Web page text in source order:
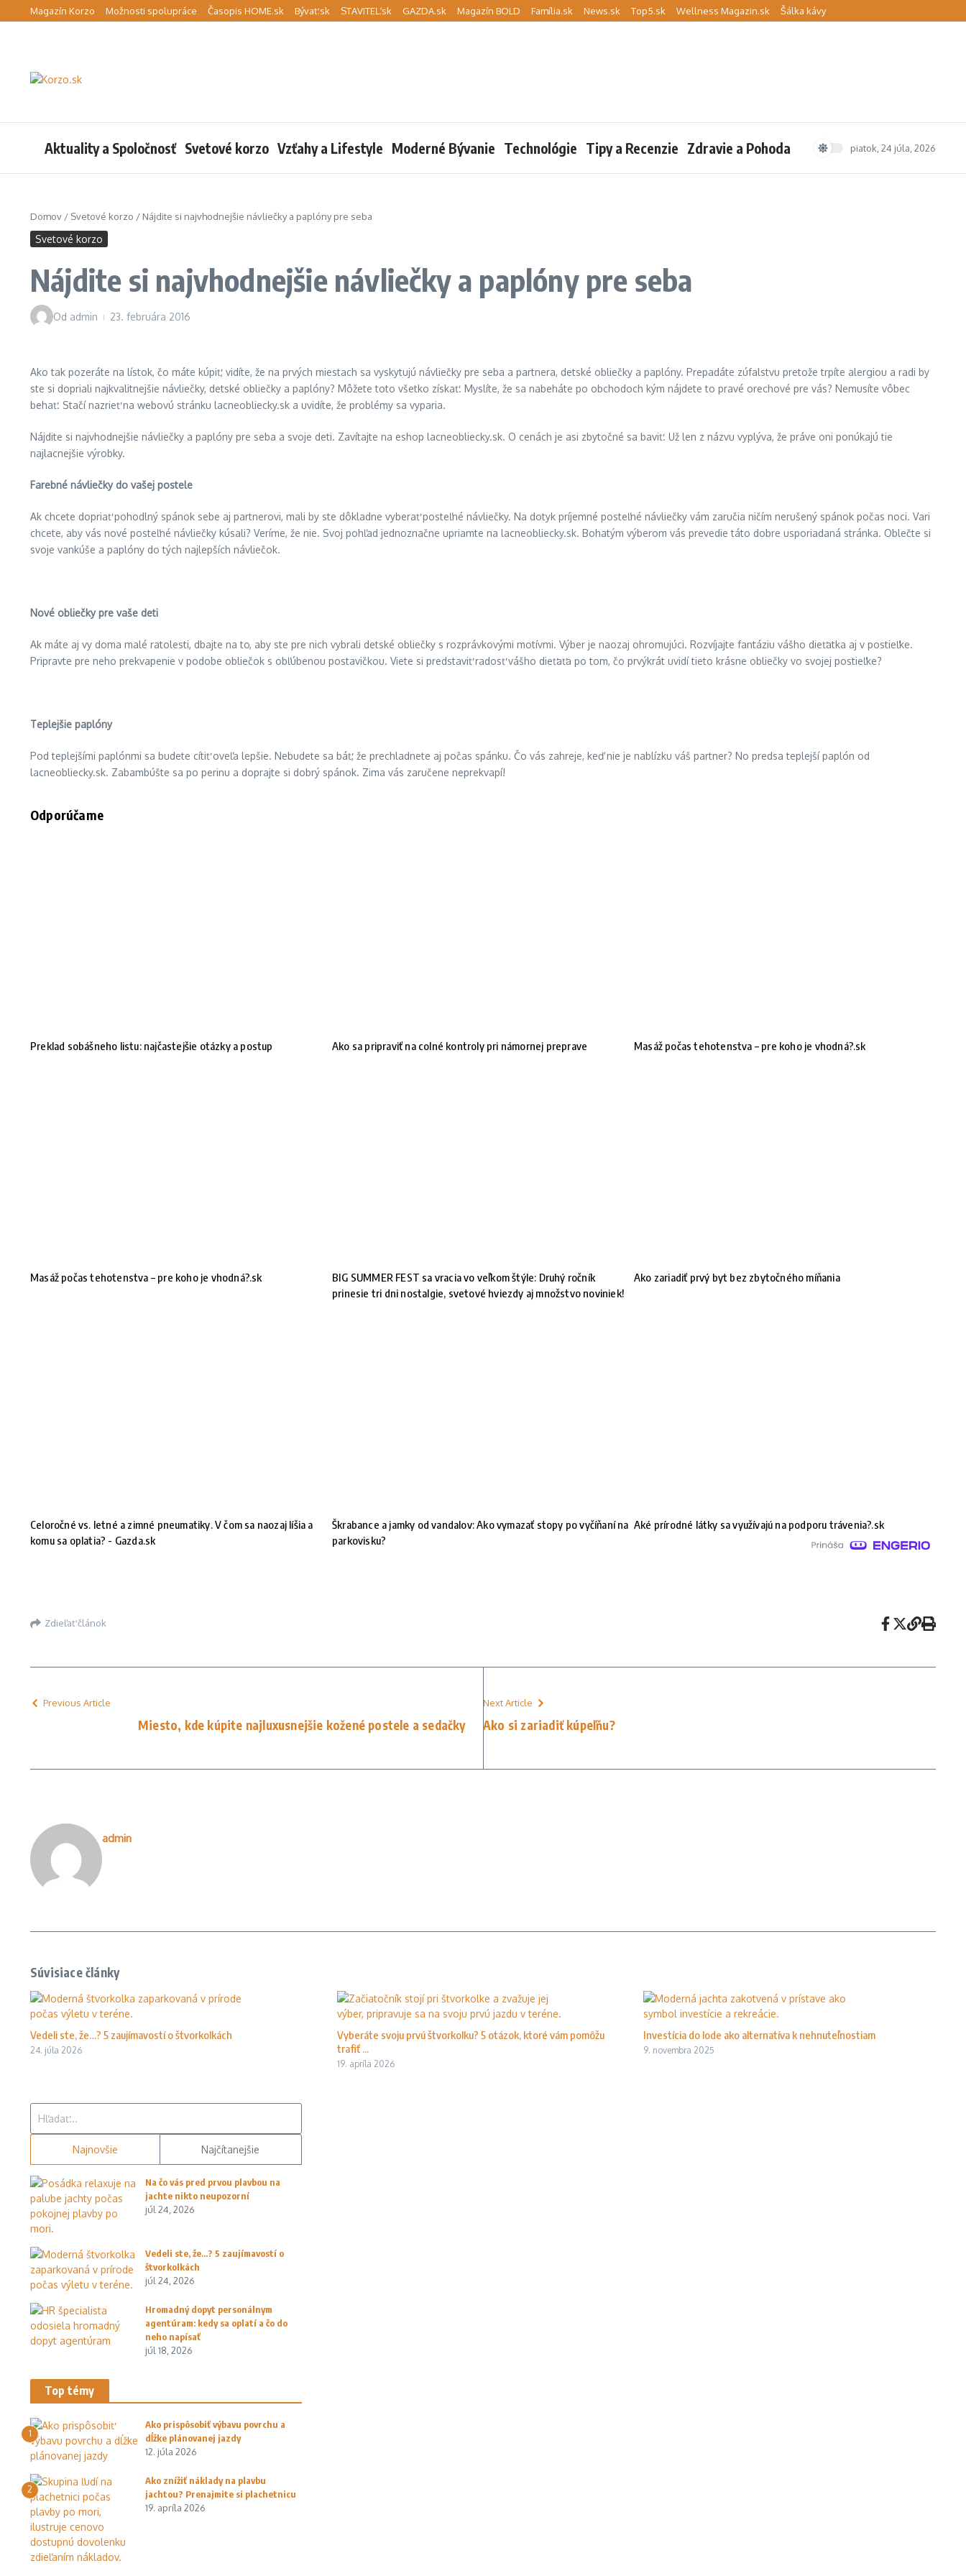
Preskočiť na obsah
Magazín Korzo Možnosti spolupráce Časopis HOME.sk Bývať.sk STAVITEĽ.sk GAZDA.sk Magazín BOLD Família.sk News.sk Top5.sk Wellness Magazin.sk Šálka kávy
Aktuality a Spoločnosť Svetové korzo Vzťahy a Lifestyle Moderné Bývanie Technológie Tipy a Recenzie Zdravie a Pohoda piatok, 24 júla, 2026
Domov / Svetové korzo / Nájdite si najvhodnejšie návliečky a paplóny pre seba
Svetové korzo
Nájdite si najvhodnejšie návliečky a paplóny pre seba
Od admin 23. februára 2016
Ako tak pozeráte na lístok, čo máte kúpiť, vidíte, že na prvých miestach sa vyskytujú návliečky pre seba a partnera, detské obliečky a paplóny. Prepadáte zúfalstvu pretože trpíte alergiou a radi by
ste si dopriali najkvalitnejšie návliečky, detské obliečky a paplóny? Môžete toto všetko získať. Myslíte, že sa nabeháte po obchodoch kým nájdete to pravé orechové pre vás? Nemusíte vôbec
behať. Stačí nazrieť na webovú stránku lacneobliecky.sk a uvidíte, že problémy sa vyparia.
Nájdite si najvhodnejšie návliečky a paplóny pre seba a svoje deti. Zavítajte na eshop lacneobliecky.sk. O cenách je asi zbytočné sa baviť. Už len z názvu vyplýva, že práve oni ponúkajú tie
najlacnejšie výrobky.
Farebné návliečky do vašej postele
Ak chcete dopriať pohodlný spánok sebe aj partnerovi, mali by ste dôkladne vyberať posteľné návliečky. Na dotyk príjemné posteľné návliečky vám zaručia ničím nerušený spánok počas noci. Vari
chcete, aby vás nové posteľné návliečky kúsali? Veríme, že nie. Svoj pohľad jednoznačne upriamte na lacneobliecky.sk. Bohatým výberom vás prevedie táto dobre usporiadaná stránka. Oblečte si
svoje vankúše a paplóny do tých najlepších návliečok.
Nové obliečky pre vaše deti
Ak máte aj vy doma malé ratolesti, dbajte na to, aby ste pre nich vybrali detské obliečky s rozprávkovými motívmi. Výber je naozaj ohromujúci. Rozvíjajte fantáziu vášho dieťatka aj v postieľke.
Pripravte pre neho prekvapenie v podobe obliečok s obľúbenou postavičkou. Viete si predstaviť radosť vášho dieťaťa po tom, čo prvýkrát uvidí tieto krásne obliečky vo svojej postieľke?
Teplejšie paplóny
Pod teplejšími paplónmi sa budete cítiť oveľa lepšie. Nebudete sa báť, že prechladnete aj počas spánku. Čo vás zahreje, keď nie je nablízku váš partner? No predsa teplejší paplón od
lacneobliecky.sk. Zabambúšte sa po perinu a doprajte si dobrý spánok. Zima vás zaručene neprekvapí!
Odporúčame
Preklad sobášneho listu: najčastejšie otázky a postup Ako sa pripraviť na colné kontroly pri námornej preprave Masáž počas tehotenstva – pre koho je vhodná?.sk
Masáž počas tehotenstva – pre koho je vhodná?.sk
BIG SUMMER FEST sa vracia vo veľkom štýle: Druhý ročník
prinesie tri dni nostalgie, svetové hviezdy aj množstvo noviniek!
Ako zariadiť prvý byt bez zbytočného míňania
Celoročné vs. letné a zimné pneumatiky. V čom sa naozaj líšia a
komu sa oplatia? - Gazda.sk
Škrabance a jamky od vandalov: Ako vymazať stopy po vyčíňaní na
parkovisku?
Aké prírodné látky sa využívajú na podporu trávenia?.sk
Zdieľať článok
Previous Article
Miesto, kde kúpite najluxusnejšie kožené postele a sedačky
Next Article
Ako si zariadiť kúpeľňu?
admin
Súvisiace články
Vedeli ste, že…? 5 zaujímavostí o štvorkolkách
24. júla 2026
Vyberáte svoju prvú štvorkolku? 5 otázok, ktoré vám pomôžu
trafiť ...
19. apríla 2026
Investícia do lode ako alternatíva k nehnuteľnostiam
9. novembra 2025
Najnovšie Najčítanejšie
Na čo vás pred prvou plavbou na
jachte nikto neupozorní
júl 24, 2026
Vedeli ste, že…? 5 zaujímavostí o
štvorkolkách
júl 24, 2026
Hromadný dopyt personálnym
agentúram: kedy sa oplatí a čo do
neho napísať
júl 18, 2026
Top témy
1
Ako prispôsobiť výbavu povrchu a
dĺžke plánovanej jazdy
12. júla 2026
2
Ako znížiť náklady na plavbu
jachtou? Prenajmite si plachetnicu
19. apríla 2026